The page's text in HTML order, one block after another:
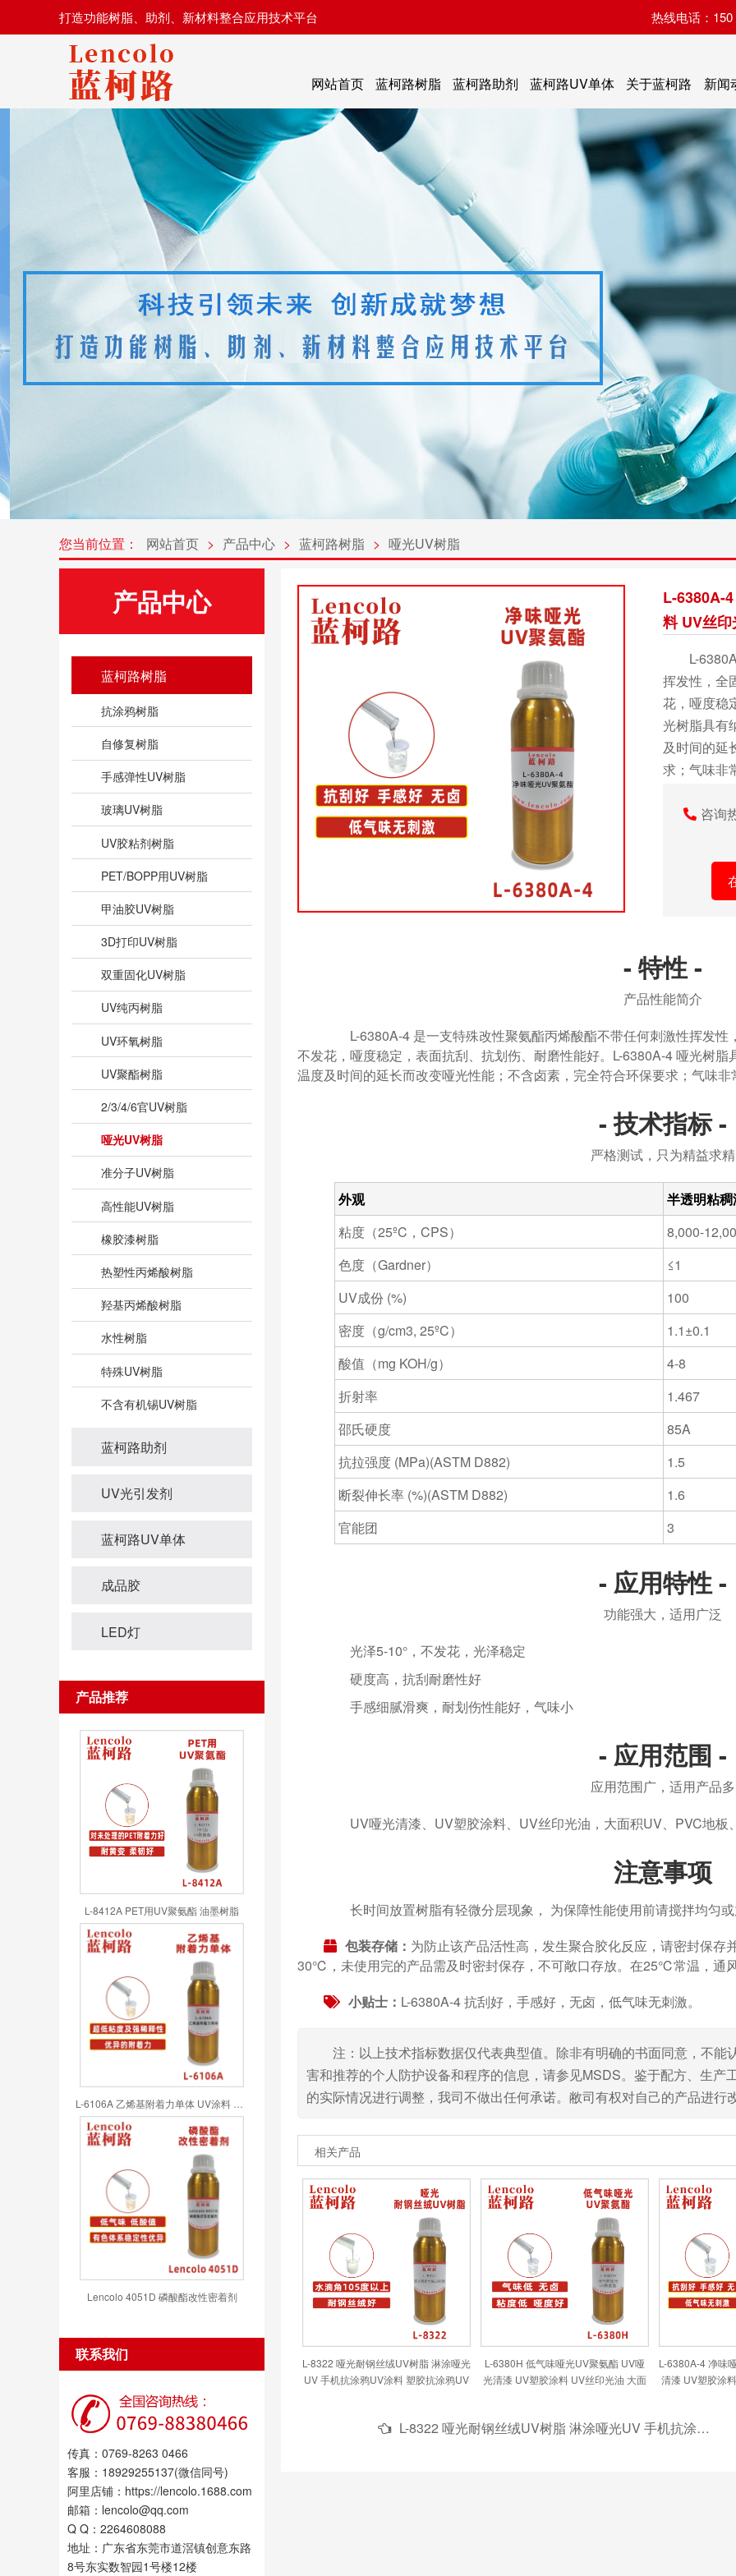
打造功能树脂、助剂、新材料整合应用技术平台 热线电话：
网站首页 蓝柯路树脂 蓝柯路助剂 蓝柯路UV单体 关于蓝柯路 新闻
您当前位置： 网站首页 > 产品中心 > 蓝柯路树脂 > 哑光UV树脂
产品中心
蓝柯路树脂
抗涂鸦树脂
自修复树脂
手感弹性UV树脂
玻璃UV树脂
UV胶粘剂树脂
PET/BOPP用UV树脂
甲油胶UV树脂
3D打印UV树脂
双重固化UV树脂
UV纯丙树脂
UV环氧树脂
UV聚酯树脂
2/3/4/6官UV树脂
哑光UV树脂
准分子UV树脂
高性能UV树脂
橡胶漆树脂
热塑性丙烯酸树脂
羟基丙烯酸树脂
水性树脂
特殊UV树脂
不含有机锡UV树脂
蓝柯路助剂
UV光引发剂
蓝柯路UV单体
成品胶
LED灯
产品推荐
L-8412A PET用UV聚氨酯 油墨树脂
Lencolo 4051D 磷酸酯改性密着剂
联系我们
传真：0769-8263 0466
客服：18929255137(微信同号)
阿里店铺：https://lencolo.1688.com
邮箱：lencolo@qq.com
Q Q：2264608088
地址：广东省东莞市道滘镇创意东路
8号东实数智园1号楼12楼
L-6380A-
料 UV丝
L-6380A-
挥发性，全
花，哑度稳
光树脂具有
及时间的延
求；气味非
咨询
- 特性 -
产品性能简介
L-6380A-4 是一支特殊改性聚氨酯丙烯酸酯不带任何刺激性挥发性
不发花，哑度稳定，表面抗刮、抗划伤、耐磨性能好。L-6380A-4 哑光树
温度及时间的延长而改变哑光性能；不含卤素，完全符合环保要求；气味
- 技术指标 -
严格测试，只为精益求精
外观
半透明粘
粘度（25ºC，CPS）
8,000-
色度（Gardner）
≤1
UV成份 (%)
100
密度（g/cm3, 25ºC）
1.1±0.1
酸值（mg KOH/g）
4-8
折射率
1.467
邵氏硬度
85A
抗拉强度 (MPa)(ASTM D882)
1.5
断裂伸长率 (%)(ASTM D882)
1.6
官能团
3
- 应用特性 -
功能强大，适用广泛
光泽5-10°，不发花，光泽稳定
硬度高，抗刮耐磨性好
手感细腻滑爽，耐划伤性能好，气味小
- 应用范围 -
应用范围广，适用产品多
UV哑光清漆、UV塑胶涂料、UV丝印光油，大面积UV、PVC地板、
注意事项
长时间放置树脂有轻微分层现象， 为保障性能使用前请搅拌均匀或
包装存储： 为防止该产品活性高，发生聚合胶化反应，请密封保
30℃，未使用完的产品需及时密封保存，不可敞口存放。在25℃常温，通
小贴士： L-6380A-4 抗刮好，手感好，无卤，低气味无刺激。
注：以上技术指标数据仅代表典型值。除非有明确的书面同意，不
害和推荐的个人防护设备和程序的信息，请参见MSDS。鉴于配方、生
的实际情况进行调整，我司不做出任何承诺。敝司有权对自己的产品进行
相关产品
L-8322 哑光耐钢丝绒UV树脂 淋涂哑光
UV 手机抗涂鸦UV涂料 塑胶抗涂鸦UV
L-6380H 低气味哑光UV聚氨酯 UV哑
光清漆 UV塑胶涂料 UV丝印光油 大面
L-6380A-4 净味
清漆 UV塑胶涂
L-8322 哑光耐钢丝绒UV树脂 淋涂哑光UV 手机抗涂鸦UV涂料 塑胶抗涂鸦UV涂料